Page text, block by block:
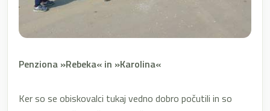
Penziona »Rebeka« in »Karolina«
Ker so se obiskovalci tukaj vedno dobro počutili in so